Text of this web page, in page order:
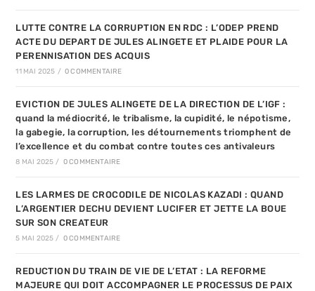
LUTTE CONTRE LA CORRUPTION EN RDC : L’ODEP PREND
ACTE DU DEPART DE JULES ALINGETE ET PLAIDE POUR LA
PERENNISATION DES ACQUIS
11 MAI 2025 / 0 COMMENTAIRE
EVICTION DE JULES ALINGETE DE LA DIRECTION DE L’IGF :
quand la médiocrité, le tribalisme, la cupidité, le népotisme,
la gabegie, la corruption, les détournements triomphent de
l’excellence et du combat contre toutes ces antivaleurs
8 MAI 2025 / 0 COMMENTAIRE
LES LARMES DE CROCODILE DE NICOLAS KAZADI : QUAND
L’ARGENTIER DECHU DEVIENT LUCIFER ET JETTE LA BOUE
SUR SON CREATEUR
5 MAI 2025 / 0 COMMENTAIRE
REDUCTION DU TRAIN DE VIE DE L’ETAT : LA REFORME
MAJEURE QUI DOIT ACCOMPAGNER LE PROCESSUS DE PAIX